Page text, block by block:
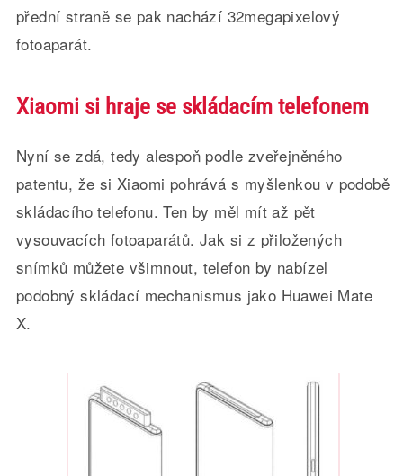
přední straně se pak nachází 32megapixelový
fotoaparát.
Xiaomi si hraje se skládacím telefonem
Nyní se zdá, tedy alespoň podle zveřejněného
patentu, že si Xiaomi pohrává s myšlenkou v podobě
skládacího telefonu. Ten by měl mít až pět
vysouvacích fotoaparátů. Jak si z přiložených
snímků můžete všimnout, telefon by nabízel
podobný skládací mechanismus jako Huawei Mate
X.